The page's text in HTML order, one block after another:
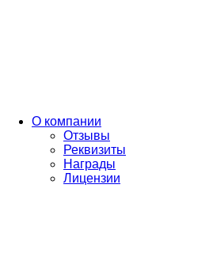
О компании
Отзывы
Реквизиты
Награды
Лицензии